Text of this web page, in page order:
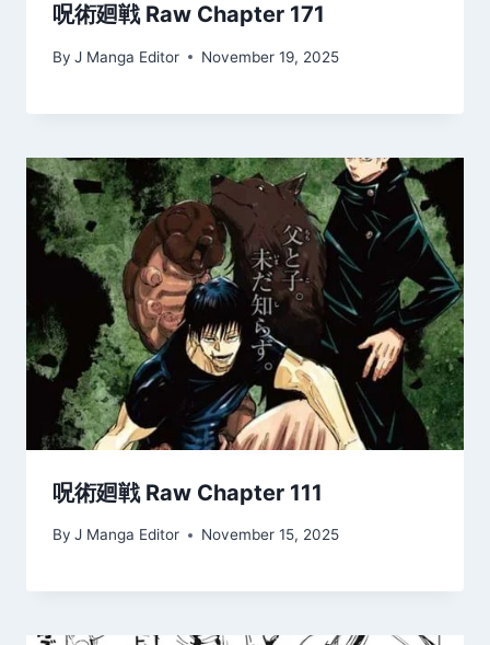
呪術廻戦 Raw Chapter 171
By J Manga Editor November 19, 2025
呪術廻戦 Raw Chapter 111
By J Manga Editor November 15, 2025